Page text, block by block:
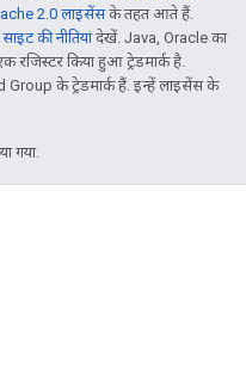
2.0 लाइसेंसके तहत आते हैं.
की नीतियांदेखें. Java, Oracle का
रजिस्टर किया हुआ ट्रेडमार्क है.
के ट्रेडमार्क हैं. इन्हें लाइसेंस के
गया.